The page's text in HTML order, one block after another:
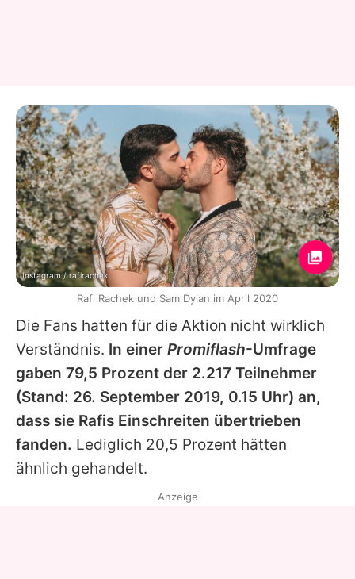
Die Fans hatten für die Aktion nicht wirklich
Verständnis. In einer Promiflash-Umfrage
gaben 79,5 Prozent der 2.217 Teilnehmer
(Stand: 26. September 2019, 0.15 Uhr) an,
dass sie Rafis Einschreiten übertrieben
fanden. Lediglich 20,5 Prozent hätten
ähnlich gehandelt.
Instagram / rafirachek
Rafi Rachek und Sam Dylan im April 2020
Anzeige